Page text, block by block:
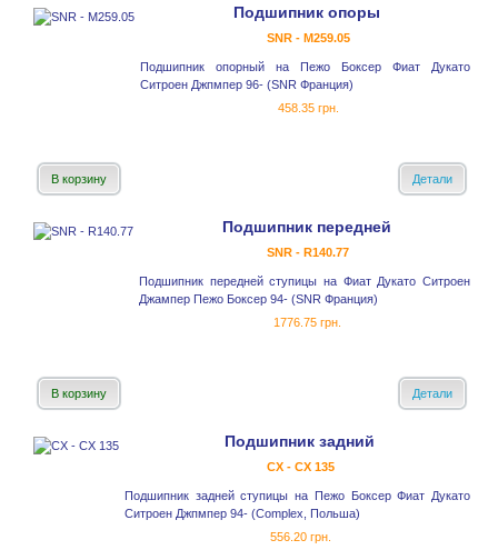
Подшипник опоры
SNR - M259.05
Подшипник опорный на Пежо Боксер Фиат Дукато
Ситроен Джпмпер 96- (SNR Франция)
458.35 грн.
В корзину Детали
Подшипник передней
SNR - R140.77
Подшипник передней ступицы на Фиат Дукато Ситроен
Джампер Пежо Боксер 94- (SNR Франция)
1776.75 грн.
В корзину Детали
Подшипник задний
CX - CX 135
Подшипник задней ступицы на Пежо Боксер Фиат Дукато
Ситроен Джпмпер 94- (Complex, Польша)
556.20 грн.